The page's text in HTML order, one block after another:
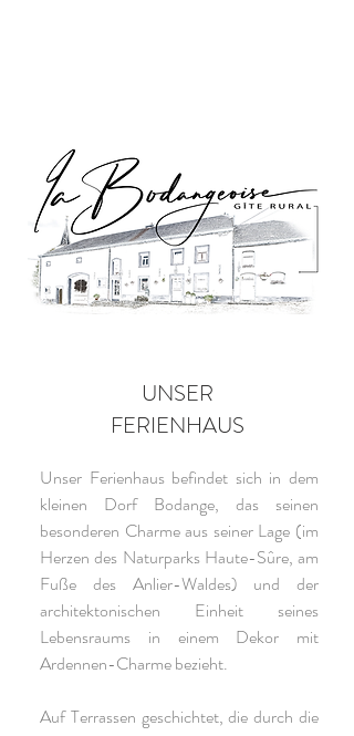
UNSER
FERIENHAUS
Unser Ferienhaus befindet sich in dem
kleinen Dorf Bodange, das seinen
besonderen Charme aus seiner Lage (im
Herzen des Naturparks Haute-Sûre, am
Fuße des Anlier-Waldes) und der
architektonischen Einheit seines
Lebensraums in einem Dekor mit
Ardennen-Charme bezieht.
Auf Terrassen geschichtet, die durch die